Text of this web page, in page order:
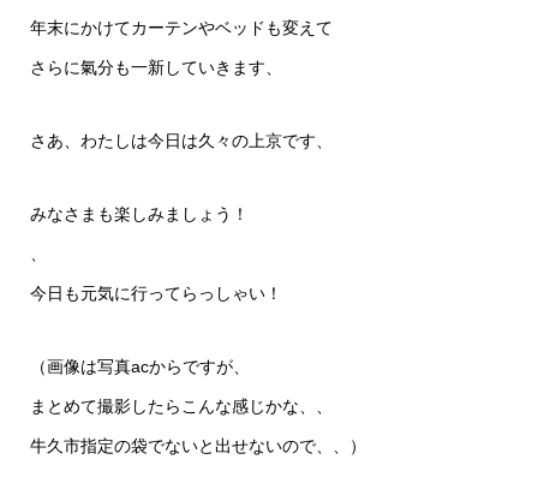
年末にかけてカーテンやベッドも変えて
さらに氣分も一新していきます、
さあ、わたしは今日は久々の上京です、
みなさまも楽しみましょう！
今日も元気に行ってらっしゃい！
（画像は写真acからですが、
まとめて撮影したらこんな感じかな、、
牛久市指定の袋でないと出せないので、、）